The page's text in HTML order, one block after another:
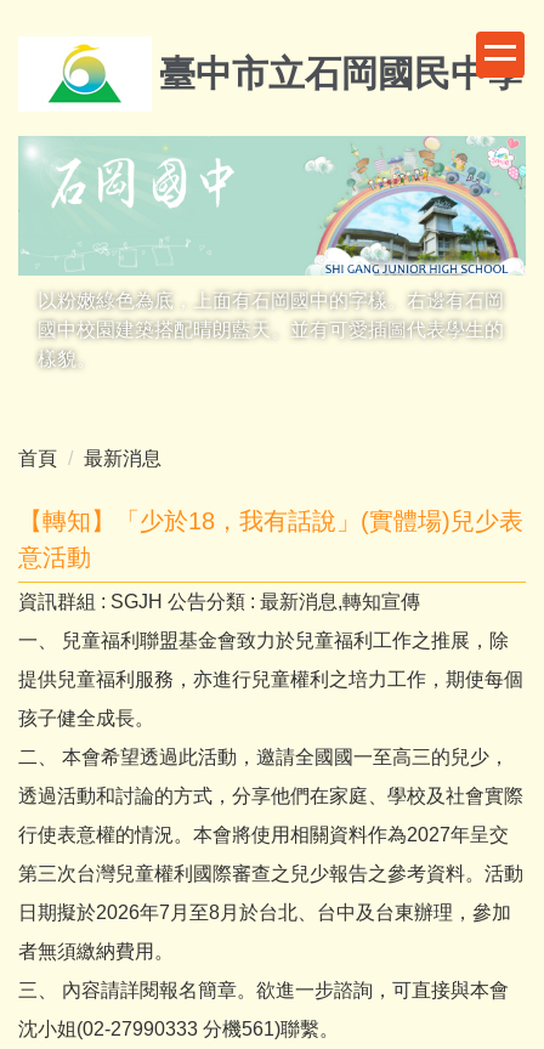
內
容
臺中市立石岡國民中學
以粉嫩綠色為底，上面有石岡國中的字樣。右邊有石岡
國中校園建築搭配晴朗藍天。並有可愛插圖代表學生的
樣貌。
首頁 最新消息
【轉知】「少於18，我有話說」(實體場)兒少表
意活動
資訊群組 : SGJH 公告分類 : 最新消息,轉知宣傳
一、 兒童福利聯盟基金會致力於兒童福利工作之推展，除
提供兒童福利服務，亦進行兒童權利之培力工作，期使每個
孩子健全成長。
二、 本會希望透過此活動，邀請全國國一至高三的兒少，
透過活動和討論的方式，分享他們在家庭、學校及社會實際
行使表意權的情況。本會將使用相關資料作為2027年呈交
第三次台灣兒童權利國際審查之兒少報告之參考資料。活動
日期擬於2026年7月至8月於台北、台中及台東辦理，參加
者無須繳納費用。
三、 內容請詳閱報名簡章。欲進一步諮詢，可直接與本會
沈小姐(02-27990333 分機561)聯繫。